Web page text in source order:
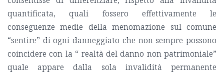
quantificata, quali fossero effettivamente le
conseguenze medie della menomazione sul comune
“sentire” di ogni danneggiato che non sempre possono
coincidere con la “ realtà del danno non patrimoniale”
quale appare dalla sola invalidità permanente